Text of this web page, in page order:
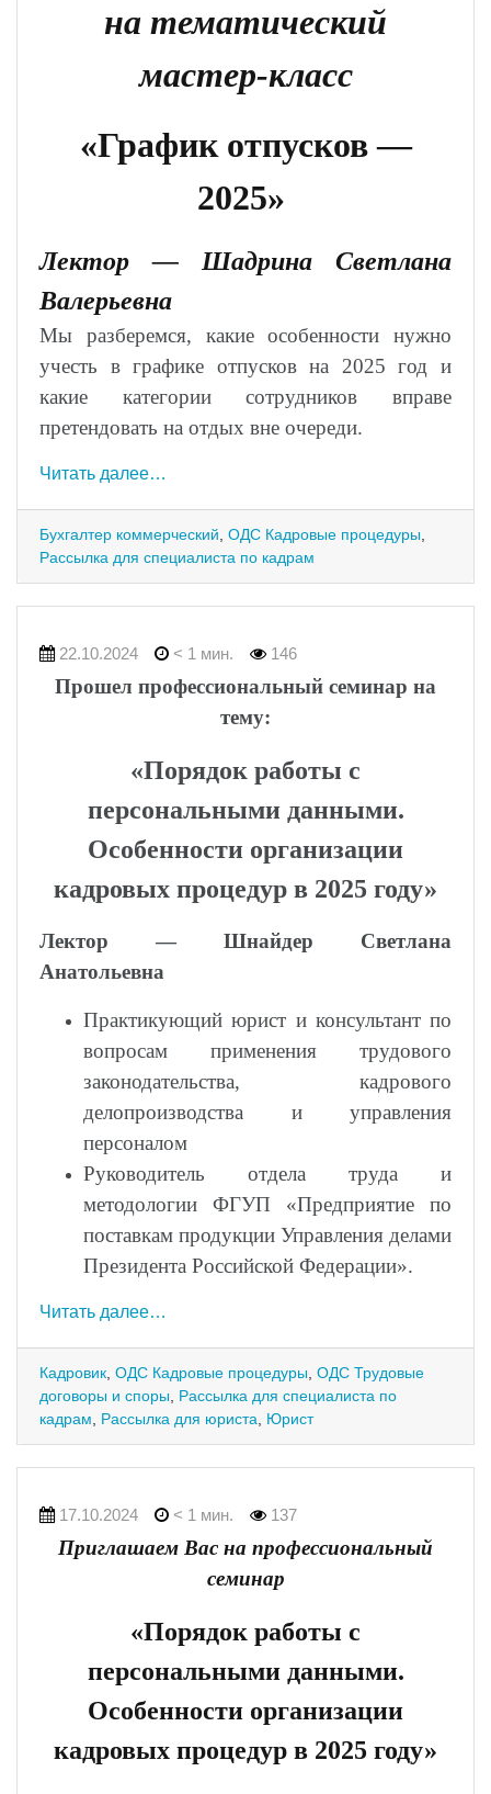
на тематический
мастер-класс
«График отпусков —
2025»
Лектор — Шадрина Светлана
Валерьевна
Мы разберемся, какие особенности нужно
учесть в графике отпусков на 2025 год и
какие категории сотрудников вправе
претендовать на отдых вне очереди.
Читать далее…
Бухгалтер коммерческий ОДС Кадровые процедуры
Рассылка для специалиста по кадрам
22.10.2024 < 1 мин. 146
Прошел профессиональный семинар на
тему:
«Порядок работы с
персональными данными.
Особенности организации
кадровых процедур в 2025 году»
Лектор — Шнайдер Светлана
Анатольевна
Практикующий юрист и консультант по
вопросам применения трудового
законодательства, кадрового
делопроизводства и управления
персоналом
Руководитель отдела труда и
методологии ФГУП «Предприятие по
поставкам продукции Управления делами
Президента Российской Федерации».
Читать далее…
Кадровик ОДС Кадровые процедуры ОДС Трудовые
договоры и споры Рассылка для специалиста по
кадрам
Рассылка для юриста Юрист
17.10.2024 < 1 мин. 137
Приглашаем Вас на профессиональный
семинар
«Порядок работы с
персональными данными.
Особенности организации
кадровых процедур в 2025 году»